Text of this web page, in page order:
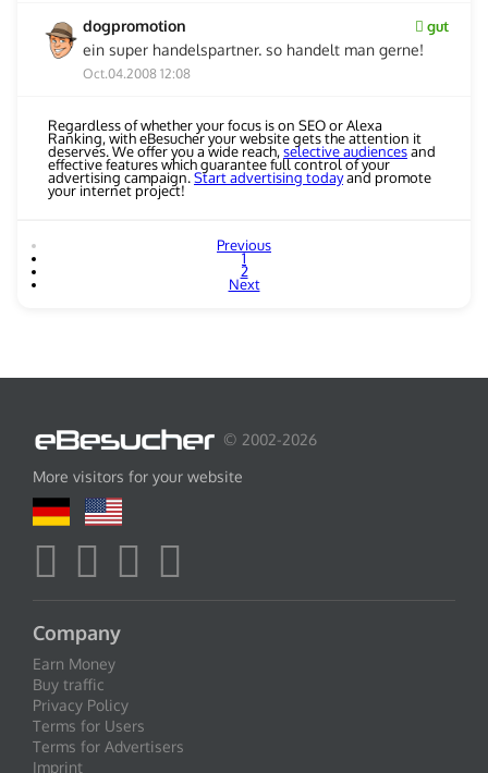
dogpromotion gut
ein super handelspartner. so handelt man gerne!
Oct.04.2008 12:08
Regardless of whether your focus is on SEO or Alexa
Ranking, with eBesucher your website gets the attention it
deserves. We offer you a wide reach,selective audiencesand
effective features which guarantee full control of your
advertising campaign.Start advertising todayand promote
your internet project!
Previous
1
2
Next
© 2002-2026
More visitors for your website
Company
Earn Money
Buy traffic
Privacy Policy
Terms for Users
Terms for Advertisers
Imprint